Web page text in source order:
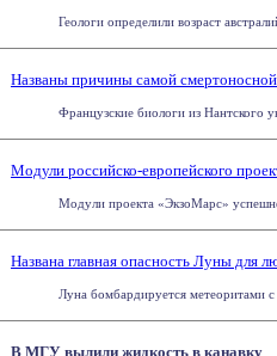
Геологи определили возраст
Названы причины самой
Французские биологи из Нантского
Модули российско-европейского
Модули проекта «ЭкзоМарс»
Названа главная опасность Луны для
Луна бомбардируется метеоритами с
В МГУ вылили жидкость в канавку